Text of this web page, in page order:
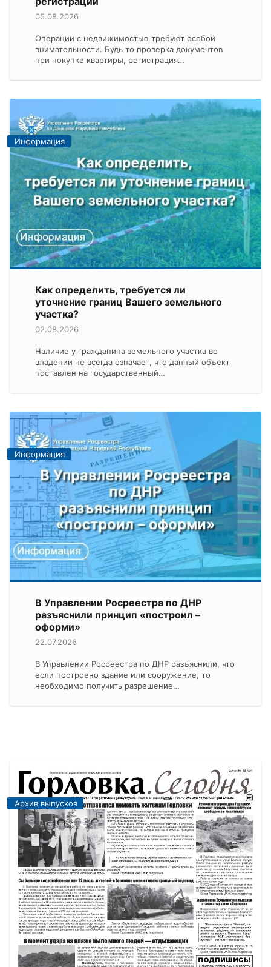
05.08.2026
Операции с недвижимостью требуют особой
внимательности. Будь то проверка документов
при покупке квартиры, регистрация…
Информация
Как определить, требуется ли
уточнение границ Вашего земельного
участка?
02.08.2026
Наличие у гражданина земельного участка во
владении не всегда означает, что данный объект
поставлен на государственный…
Информация
В Управлении Росреестра по ДНР
разъяснили принцип «построил –
оформи»
22.07.2026
В Управлении Росреестра по ДНР разъяснили, что
если построено здание или сооружение, то
необходимо получить разрешение…
Архив выпусков